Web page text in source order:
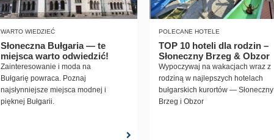
WARTO WIEDZIEĆ
Słoneczna Bułgaria — te
miejsca warto odwiedzić!
Zainteresowanie i moda na
Bułgarię powraca. Poznaj
najsłynniejsze miejsca modnej i
pięknej Bułgarii.
POLECANE HOTELE
TOP 10 hoteli dla rodzin –
Słoneczny Brzeg & Obzor
Wypoczywaj na wakacjach wraz z
rodziną w najlepszych hotelach
bułgarskich kurortów — Słoneczny
Brzeg i Obzor